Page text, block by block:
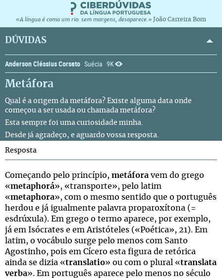
«A língua é como um rio: sem margens, desaparece.» João Carreira Bom
DÚVIDAS
Anderson Cléssius Corsato Suécia 9K
Metáfora
Qual é a origem da metáfora? Existe alguma data onde
começou a ser usada ou chamada metáfora?
Esta sempre foi uma curiosidade minha.
Desde já agradeço, e aguardo vossa resposta.
Resposta
Começando pelo princípio, metáfora vem do grego
«metaphorá», «transporte», pelo latim
«metaphora», com o mesmo sentido que o português
herdou e já igualmente palavra proparoxítona (=
esdrúxula). Em grego o termo aparece, por exemplo,
já em Isócrates e em Aristóteles («Poética», 21). Em
latim, o vocábulo surge pelo menos com Santo
Agostinho, pois em Cícero esta figura de retórica
ainda se dizia «translatio» ou com o plural «translata
verba». Em português aparece pelo menos no século